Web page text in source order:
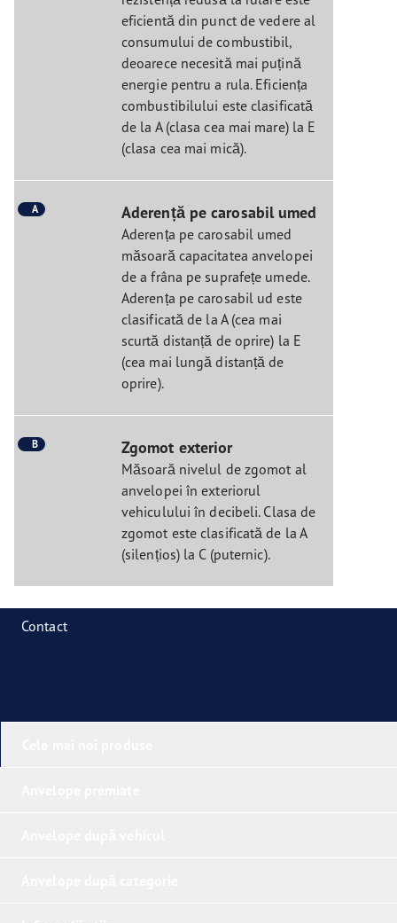
eficientă din punct de vedere al
consumului de combustibil,
deoarece necesită mai puțină
energie pentru a rula. Eficiența
combustibilului este clasificată
de la A (clasa cea mai mare) la E
(clasa cea mai mică).
A Aderență pe carosabil umed
Aderența pe carosabil umed
măsoară capacitatea anvelopei
de a frâna pe suprafețe umede.
Aderența pe carosabil ud este
clasificată de la A (cea mai
scurtă distanță de oprire) la E
(cea mai lungă distanță de
oprire).
B Zgomot exterior
Măsoară nivelul de zgomot al
anvelopei în exteriorul
vehiculului în decibeli. Clasa de
zgomot este clasificată de la A
(silențios) la C (puternic).
Contact